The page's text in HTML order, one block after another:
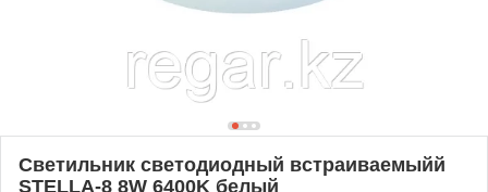
Светильник светодиодный встраиваемыйй
STELLA-8 8W 6400K белый